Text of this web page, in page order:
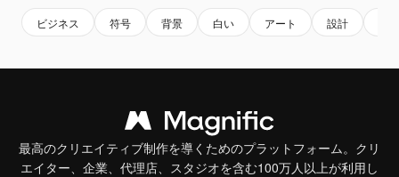
ビジネス 符号 背景 白い アート 設計
最高のクリエイティブ制作を導くためのプラットフォーム。クリ
エイター、企業、代理店、スタジオを含む100万人以上が利用し